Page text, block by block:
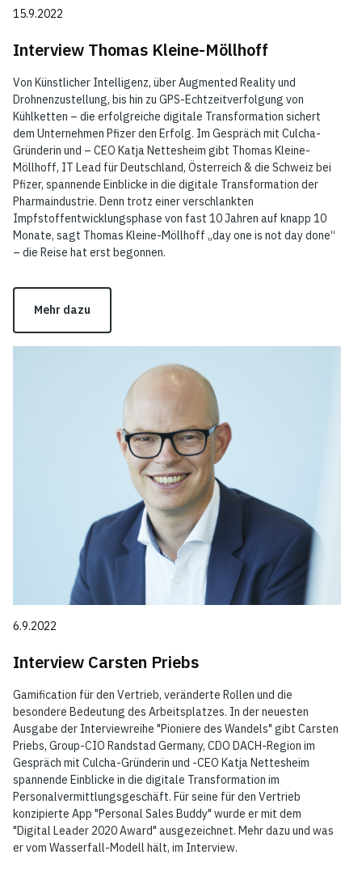
15.9.2022
Interview Thomas Kleine-Möllhoff
Von Künstlicher Intelligenz, über Augmented Reality und
Drohnenzustellung, bis hin zu GPS-Echtzeitverfolgung von
Kühlketten – die erfolgreiche digitale Transformation sichert
dem Unternehmen Pfizer den Erfolg. Im Gespräch mit Culcha-
Gründerin und – CEO Katja Nettesheim gibt Thomas Kleine-
Möllhoff, IT Lead für Deutschland, Österreich & die Schweiz bei
Pfizer, spannende Einblicke in die digitale Transformation der
Pharmaindustrie. Denn trotz einer verschlankten
Impfstoffentwicklungsphase von fast 10 Jahren auf knapp 10
Monate, sagt Thomas Kleine-Möllhoff „day one is not day done“
– die Reise hat erst begonnen.
Mehr dazu
6.9.2022
Interview Carsten Priebs
Gamification für den Vertrieb, veränderte Rollen und die
besondere Bedeutung des Arbeitsplatzes. In der neuesten
Ausgabe der Interviewreihe "Pioniere des Wandels" gibt Carsten
Priebs, Group-CIO Randstad Germany, CDO DACH-Region im
Gespräch mit Culcha-Gründerin und -CEO Katja Nettesheim
spannende Einblicke in die digitale Transformation im
Personalvermittlungsgeschäft. Für seine für den Vertrieb
konzipierte App "Personal Sales Buddy" wurde er mit dem
"Digital Leader 2020 Award" ausgezeichnet. Mehr dazu und was
er vom Wasserfall-Modell hält, im Interview.